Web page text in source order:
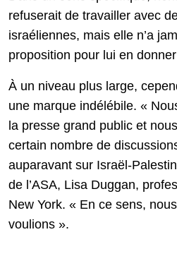
refuserait de travailler avec
israéliennes, mais elle n’a
proposition pour lui en donner
À un niveau plus large,
une marque indélébile. «
la presse grand public et
certain nombre de
auparavant sur Israël-
de l’ASA, Lisa Duggan,
New York. « En ce sens,
voulions ».